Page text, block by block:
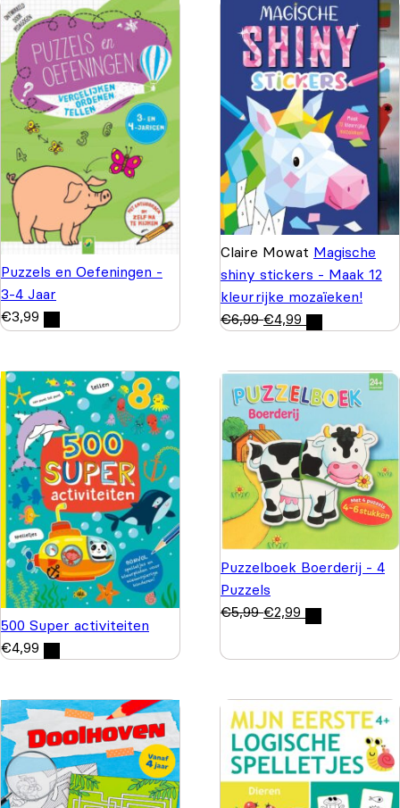
Puzzels en Oefeningen -
3-4 Jaar
€3,99
Claire Mowat Magische
shiny stickers - Maak 12
kleurrijke mozaïeken!
€6,99 €4,99
500 Super activiteiten
€4,99
Puzzelboek Boerderij - 4
Puzzels
€5,99 €2,99